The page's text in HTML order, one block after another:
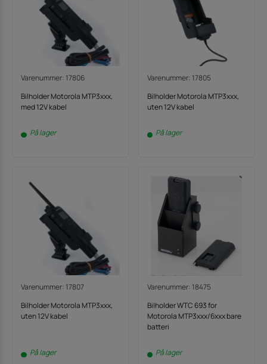
Varenummer: 17806
Bilholder Motorola MTP3xxx,
med 12V kabel
På lager
Varenummer: 17805
Bilholder Motorola MTP3xxx,
uten 12V kabel
På lager
Varenummer: 17807
Bilholder Motorola MTP3xxx,
uten 12V kabel
På lager
Varenummer: 18475
Bilholder WTC 693 for
Motorola MTP3xxx/6xxx bare
batteri
På lager